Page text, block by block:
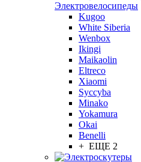
Электровелосипеды
Kugoo
White Siberia
Wenbox
Ikingi
Maikaolin
Eltreco
Xiaomi
Syccyba
Minako
Yokamura
Okai
Benelli
+ ЕЩЕ 2